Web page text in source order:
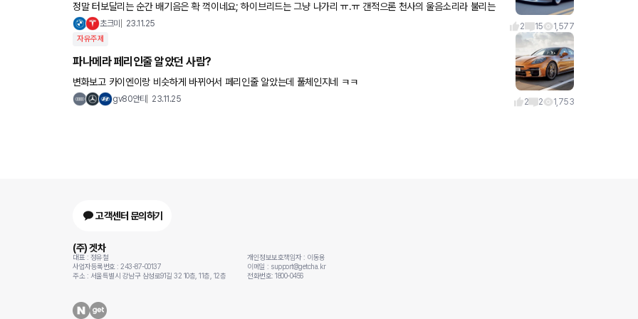
정말 터보달리는 순간 배기음은 확 꺽이네요; 하이브리드는 그냥 나가리 ㅠ.ㅠ 갠적으론 천사의 울음소리라 불리는
초크미 23.11.25 2 15 1,577
자유주제
파나메라 페리인줄 알았던 사람?
변화보고 카이엔이랑 비슷하게 바뀌어서 페리인줄 알았는데 풀체인지네 ㅋㅋ
gv80안티 23.11.25 2 2 1,753
고객센터 문의하기
(주) 겟차
대표 : 정유철
사업자등록번호 : 243-87-00137
주소 : 서울특별시 강남구 삼성로91길 32 10층, 11층, 12층
개인정보보호책임자 : 이동용
이메일 : support@getcha.kr
전화번호: 1800-0456